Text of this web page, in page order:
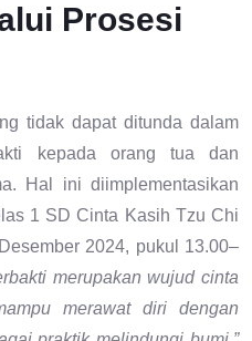
Prosesi
tidak dapat ditunda dalam
kepada orang tua dan
Hal ini diimplementasikan
1 SD Cinta Kasih Tzu Chi
2024, pukul 13.00–
merupakan wujud cinta
merawat diri dengan